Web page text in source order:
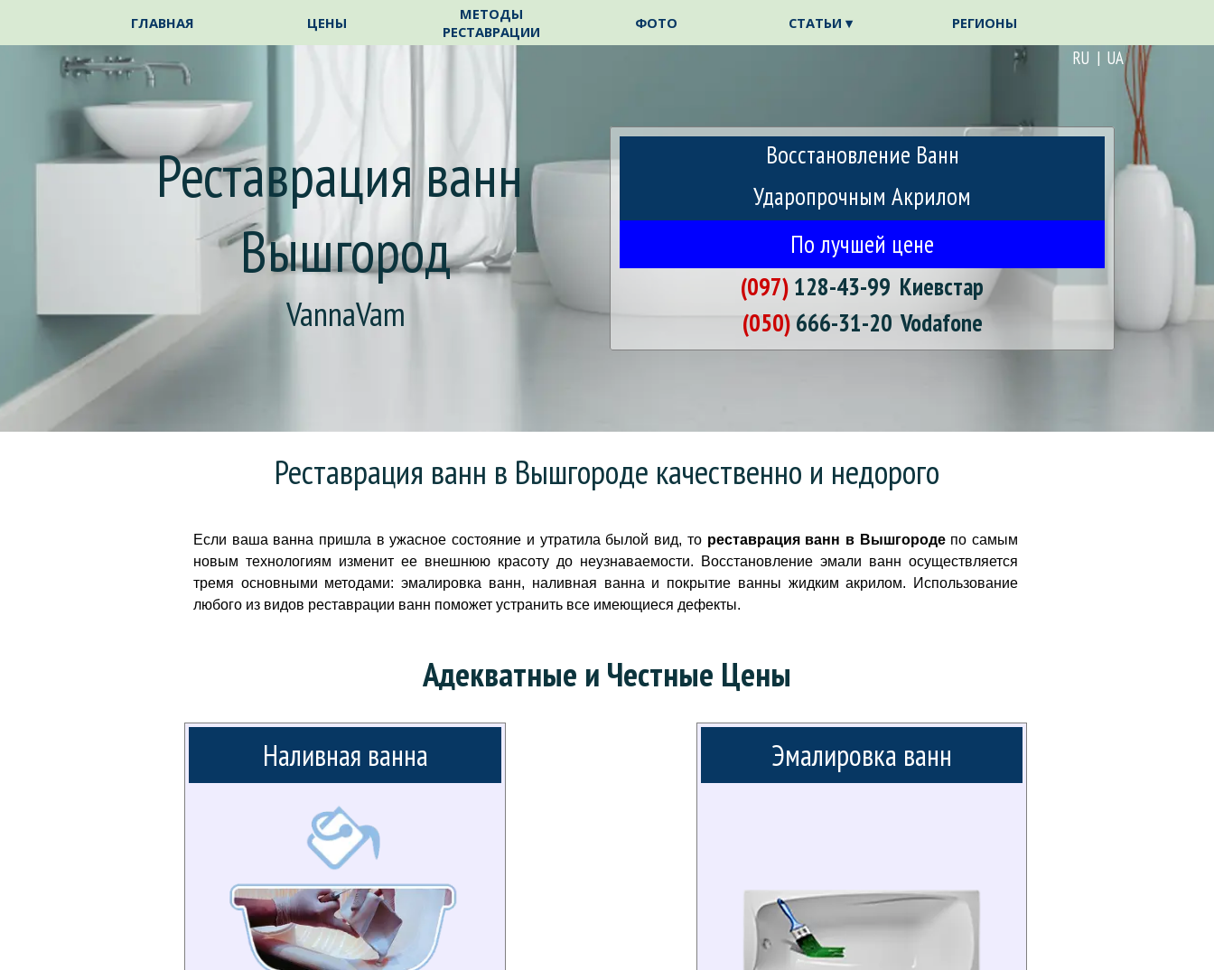
ГЛАВНАЯ ЦЕНЫ
МЕТОДЫ
РЕСТАВРАЦИИ
ФОТО СТАТЬИ ▾ ▼
РЕГИОНЫ
RU | UA
Реставрация ванн
Вышгород
VannaVam
Восстановление Ванн
Ударопрочным Акрилом
По лучшей цене
(097) 128-43-99 Киевстар
(050) 666-31-20 Vodafone
Реставрация ванн в Вышгороде качественно и недорого
Если ваша ванна пришла в ужасное состояние и утратила былой вид, то реставрация ванн в Вышгородепо самым
новым технологиям изменит ее внешнюю красоту до неузнаваемости. Восстановление эмали ванн осуществляется
тремя основными методами: эмалировка ванн, наливная ванна и покрытие ванны жидким акрилом. Использование
любого из видов реставрации ванн поможет устранить все имеющиеся дефекты.
Адекватные и Честные Цены
Наливная ванна Эмалировка ванн